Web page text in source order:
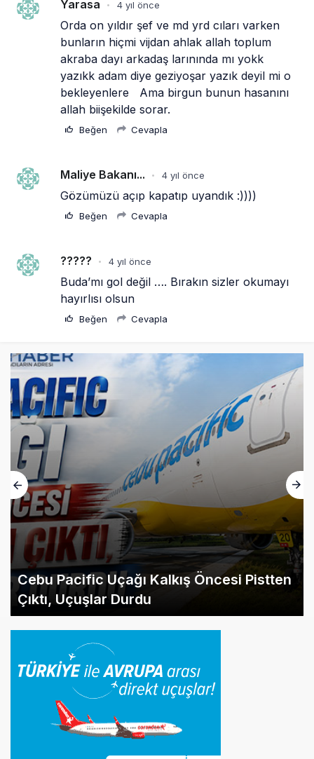
Yarasa • 4 yıl önce
Orda on yıldır şef ve md yrd cıları varken
bunların hiçmi vijdan ahlak allah toplum
akraba dayı arkadaş larınında mı yokk
yazıkk adam diye geziyoşar yazık deyil mi o
bekleyenlere   Ama birgun bunun hasanını
allah biişekilde sorar.
Beğen Cevapla
Maliye Bakanı... • 4 yıl önce
Gözümüzü açıp kapatıp uyandık :))))
Beğen Cevapla
????? • 4 yıl önce
Buda’mı gol değil …. Bırakın sizler okumayı
hayırlısı olsun
Beğen Cevapla
Cebu Pacific Uçağı Kalkış Öncesi Pistten
Çıktı, Uçuşlar Durdu